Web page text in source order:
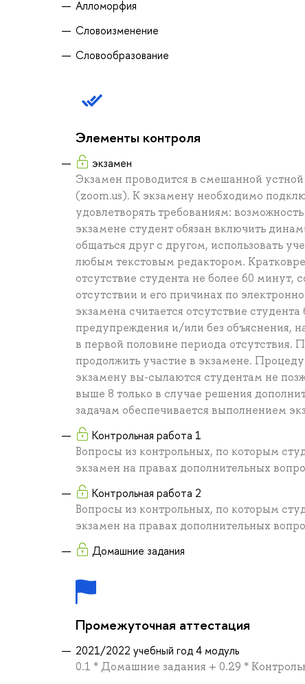
Алломорфия
Словоизменение
Словообразование
Элементы контроля
экзамен
Экзамен проводится в смешанной
(zoom.us). К экзамену необходимо
удовлетворять требованиям:
экзамене студент обязан включить
общаться друг с другом, использовать
любым текстовым редактором.
отсутствие студента не более 60
отсутствии и его причинах по
экзамена считается отсутствие
предупреждения и/или без объяснения,
в первой половине периода
продолжить участие в экзамене.
экзамену вы-сылаются студентам не
выше 8 только в случае решения
задачам обеспечивается выполнением
Контрольная работа 1
Вопросы из контрольных, по которым
экзамен на правах дополнительных
Контрольная работа 2
Вопросы из контрольных, по которым
экзамен на правах дополнительных
Домашние задания
Промежуточная аттестация
2021/2022 учебный год 4 модуль
0.1 * Домашние задания + 0.29 *